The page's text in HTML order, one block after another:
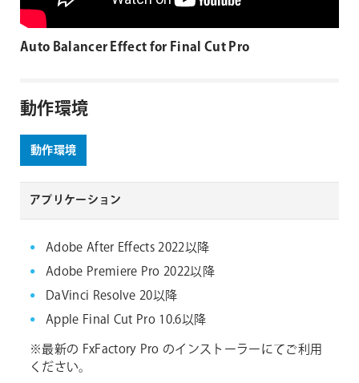
Auto Balancer Effect for Final Cut Pro
動作環境
動作環境
アプリケーション
Adobe After Effects 2022以降
Adobe Premiere Pro 2022以降
DaVinci Resolve 20以降
Apple Final Cut Pro 10.6以降
※最新の FxFactory Pro のインストーラーにてご利用
ください。